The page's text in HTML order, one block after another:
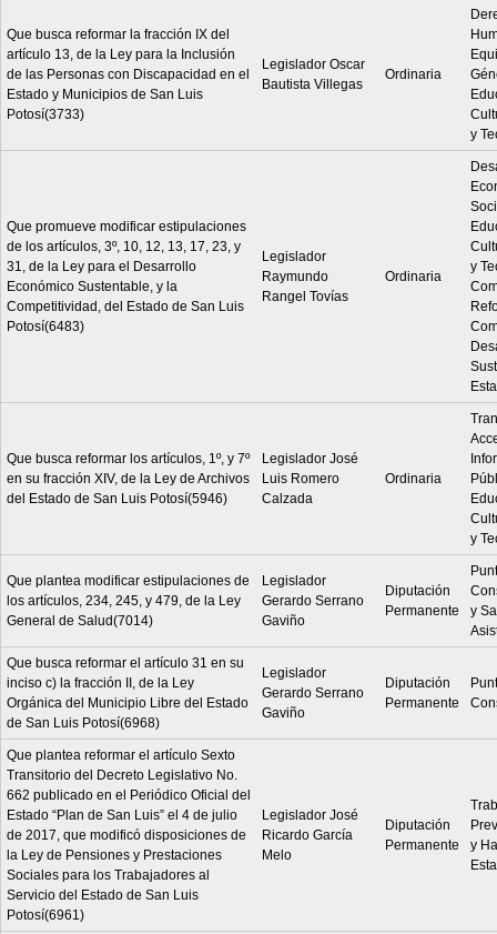
Que busca reformar la fracción IX del
artículo 13, de la Ley para la Inclusión
de las Personas con Discapacidad en el
Estado y Municipios de San Luis
Potosí(3733)
Legislador Oscar
Bautista Villegas
Ordinaria
y
Que promueve modificar estipulaciones
de los artículos, 3º, 10, 12, 13, 17, 23, y
31, de la Ley para el Desarrollo
Económico Sustentable, y la
Competitividad, del Estado de San Luis
Potosí(6483)
Legislador
Raymundo
Rangel Tovías
Ordinaria
y
Que busca reformar los artículos, 1º, y 7º
en su fracción XIV, de la Ley de Archivos
del Estado de San Luis Potosí(5946)
Legislador José
Luis Romero
Calzada
Ordinaria
y
Que plantea modificar estipulaciones de
los artículos, 234, 245, y 479, de la Ley
General de Salud(7014)
Legislador
Gerardo Serrano
Gaviño
Diputación
Permanente
y
Que busca reformar el artículo 31 en su
inciso c) la fracción II, de la Ley
Orgánica del Municipio Libre del Estado
de San Luis Potosí(6968)
Legislador
Gerardo Serrano
Gaviño
Diputación
Permanente
Que plantea reformar el artículo Sexto
Transitorio del Decreto Legislativo No.
662 publicado en el Periódico Oficial del
Estado “Plan de San Luis” el 4 de julio
de 2017, que modificó disposiciones de
la Ley de Pensiones y Prestaciones
Sociales para los Trabajadores al
Servicio del Estado de San Luis
Potosí(6961)
Legislador José
Ricardo García
Melo
Diputación
Permanente
y